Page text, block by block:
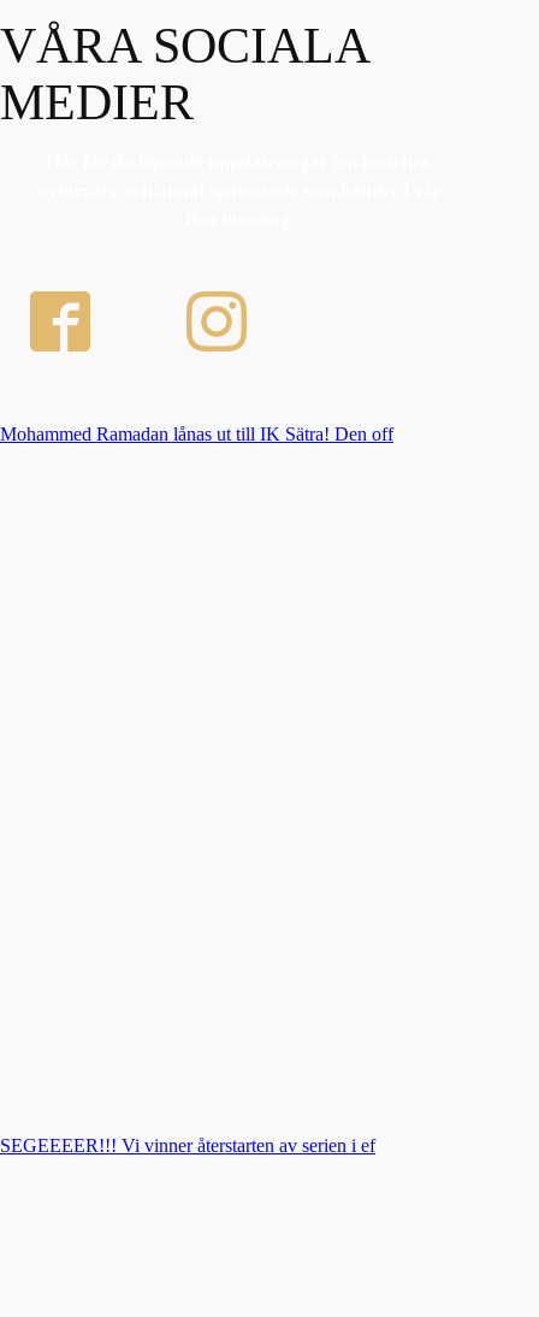
VÅRA SOCIALA
MEDIER
Mohammed Ramadan lånas ut till IK Sätra! Den off
SEGEEEER!!! Vi vinner återstarten av serien i ef